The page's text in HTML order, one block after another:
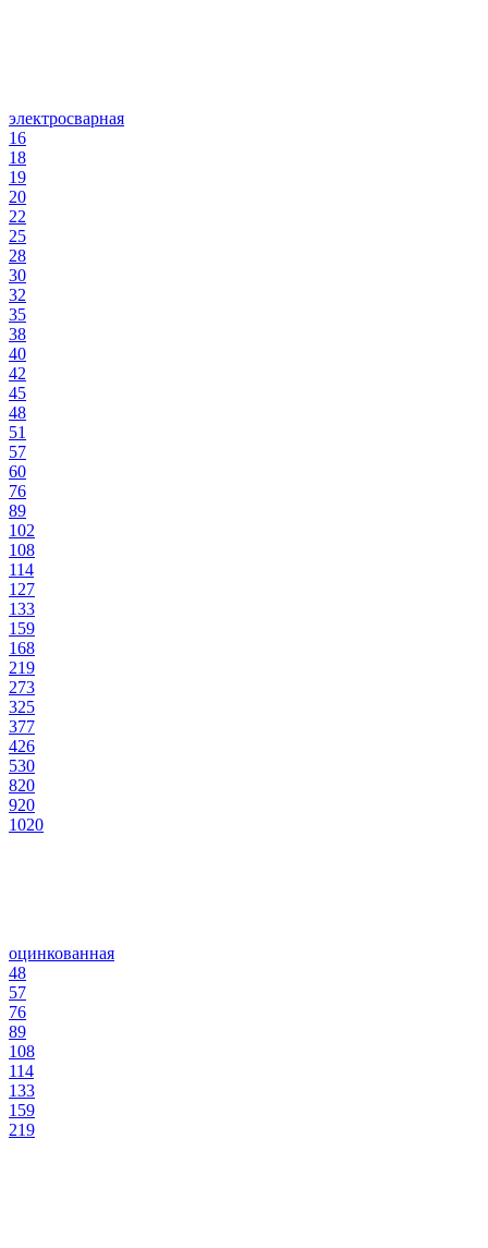
электросварная
16
18
19
20
22
25
28
30
32
35
38
40
42
45
48
51
57
60
76
89
102
108
114
127
133
159
168
219
273
325
377
426
530
820
920
1020
оцинкованная
48
57
76
89
108
114
133
159
219